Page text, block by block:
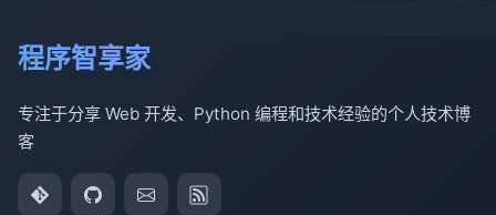
程序智享家
专注于分享 Web 开发、Python 编程和技术经验的个人技术博
客